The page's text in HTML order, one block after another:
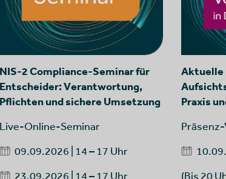
NIS-2 Compliance-Seminar für
Entscheider: Verantwortung,
Pflichten und sichere Umsetzung
Live-Online-Seminar
09.09.2026 | 14 – 17 Uhr
23.09.2026 | 14 – 17 Uhr
Aktuelle
Praxis
(Bis 20